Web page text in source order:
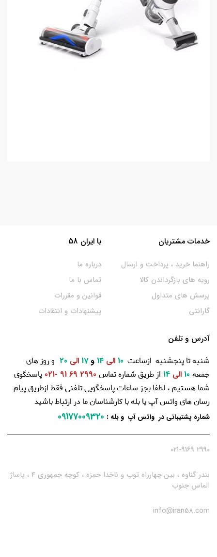
خدمات مشتریان
راهنما خرید ، پرداخت و ارسال
رویه های بازگرداندن کالا
پرسش های متداول
گارانتی
با ایران 58
درباره ما
تماس با ما
قوانین و مقررات
پیشنهادات و انتقادات
آدرس و تلفن
شنبه تا پنجشنبه ازساعت 10 الی و17 الی
و روز های
جمعه
الی از طریق شماره تماس 2990 69 91 -021
پاسخگوی
شما هستیم ، لطفا بجز ساعات پاسخگویی تلفنی فقط ازطریق پیام
رسان های واتس آپ یا بله با کارشناسان ما در ارتباط باشید
شماره پشتیبانی در واتس آپ و بله :
09177009320
2990 021-9169
بندر گناوه ، بین چهارراه توپ و ناخدا حمزه ، کوچه جمهوری 4 ، پاساژ
الماس جنوب
info@iran58.com